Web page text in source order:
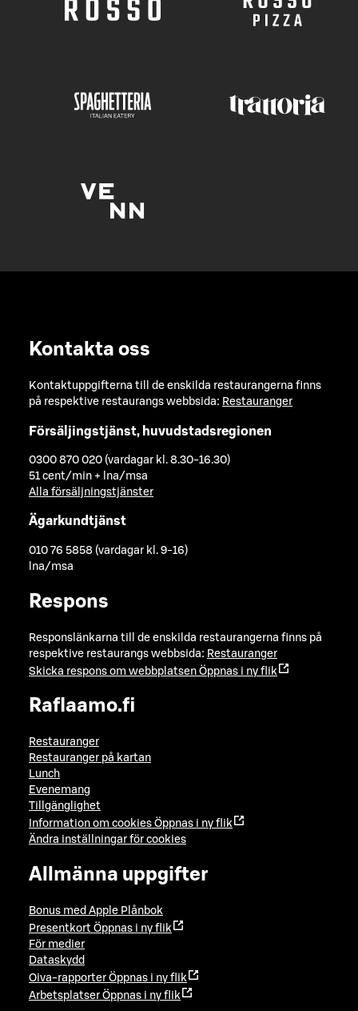
Kontakta oss
Kontaktuppgifterna till de enskilda restaurangerna finns
på respektive restaurangs webbsida: Restauranger
Försäljingstjänst, huvudstadsregionen
0300 870 020 (vardagar kl. 8.30-16.30)
51 cent/min + lna/msa
Alla försäljningstjänster
Ägarkundtjänst
010 76 5858 (vardagar kl. 9-16)
lna/msa
Respons
Responslänkarna till de enskilda restaurangerna finns på
respektive restaurangs webbsida: Restauranger
Skicka respons om webbplatsen Öppnas i ny flik
Raflaamo.fi
Restauranger
Restauranger på kartan
Lunch
Evenemang
Tillgänglighet
Information om cookies Öppnas i ny flik
Ändra inställningar för cookies
Allmänna uppgifter
Bonus med Apple Plånbok
Presentkort Öppnas i ny flik
För medier
Dataskydd
Oiva-rapporter Öppnas i ny flik
Arbetsplatser Öppnas i ny flik